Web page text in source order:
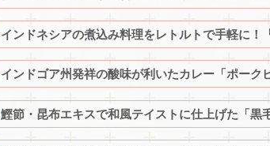
インドネシアの煮込み料理をレトルトで手軽に！
インドゴア州発祥の酸味が利いたカレー「ポーク
鰹節・昆布エキスで和風テイストに仕上げた「黒